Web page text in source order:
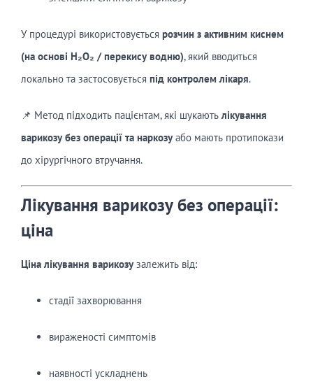
У процедурі використовується розчин з активним киснем
(на основі H₂O₂ / перекису водню), який вводиться
локально та застосовується під контролем лікаря.
📌 Метод підходить пацієнтам, які шукаютьлікування
варикозу без операції та наркозуабо мають протипокази
до хірургічного втручання.
Лікування варикозу без операції:
ціна
Ціна лікування варикозузалежить від:
стадії захворювання
вираженості симптомів
наявності ускладнень